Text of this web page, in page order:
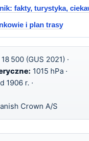
fakty, turystyka,
i plan trasy
500 (GUS 2021) ·
1015 hPa ·
1906 r. ·
Crown A/S